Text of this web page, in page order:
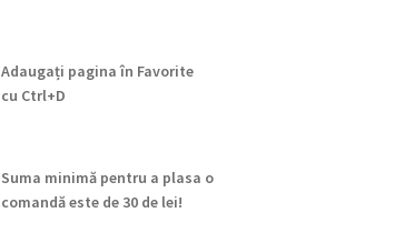
Adaugați pagina în Favorite
cu Ctrl+D
Suma minimă pentru a plasa o
comandă este de 30 de lei!